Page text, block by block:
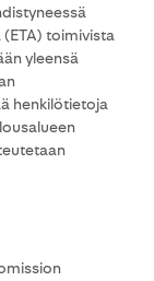
toimivista
yleensä
henkilötietoja